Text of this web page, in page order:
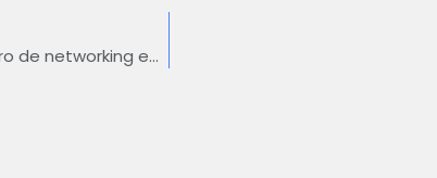
EtMday 2024: Deep Hub presente en el encuentro de networking en Latinoamérica